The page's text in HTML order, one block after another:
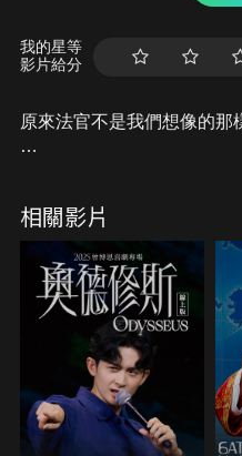
我的星等
影片給分
原來法官不是我們想像的那
或許在有些人的心目中，
法官如同歷史古裝劇那般是
(開~~鍘~~~~)，
再加上平常也鮮少有機會
更因此蒙上幾層神秘的面紗
究竟……
最神祕也最令人期待的重
來啦～～～
到底法官們的日常都面臨什
相關影片